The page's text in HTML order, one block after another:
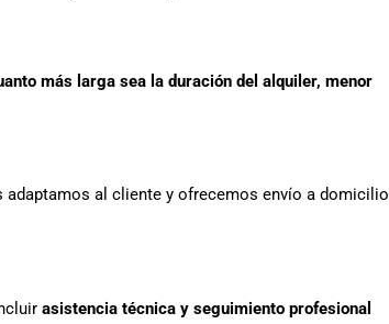
más larga sea la duración del alquiler, menor
adaptamos al cliente y ofrecemos envío a domicilio
asistencia técnica y seguimiento profesional